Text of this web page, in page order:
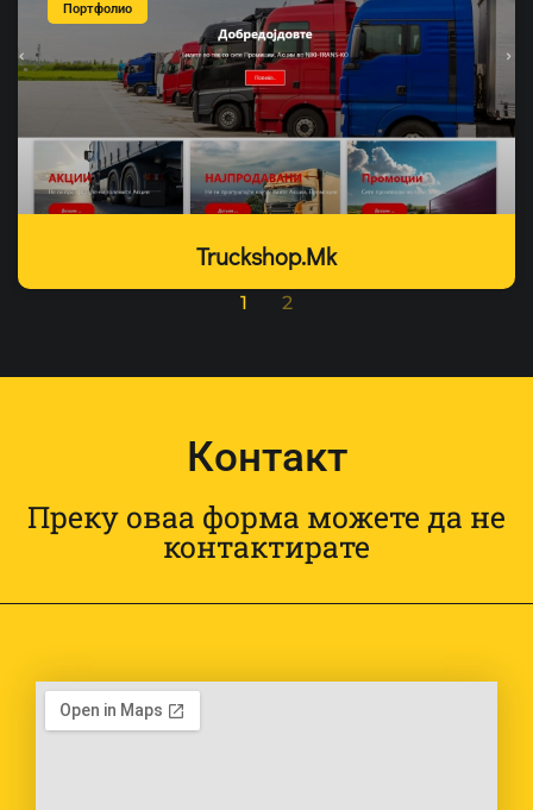
Портфолио
Truckshop.mk
1 2
Контакт
Преку оваа форма можете да не
контактирате